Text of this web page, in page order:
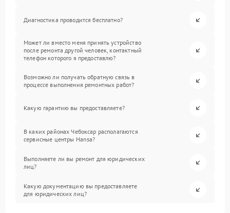
Диагностика проводится бесплатно?
Может ли вместо меня принять устройство
после ремонта другой человек, контактный
телефон которого я предоставлю?
Возможно ли получать обратную связь в
процессе выполнения ремонтных работ?
Какую гарантию вы предоставляете?
В каких районах Чебоксар располагаются
сервисные центры Hansa?
Выполняете ли вы ремонт для юридических
лиц?
Какую документацию вы предоставляете
для юридических лиц?